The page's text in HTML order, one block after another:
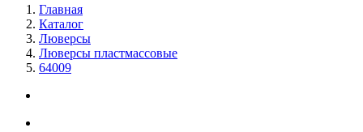
Главная
Каталог
Люверсы
Люверсы пластмассовые
64009